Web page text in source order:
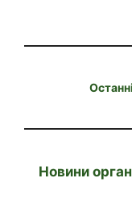
Новини